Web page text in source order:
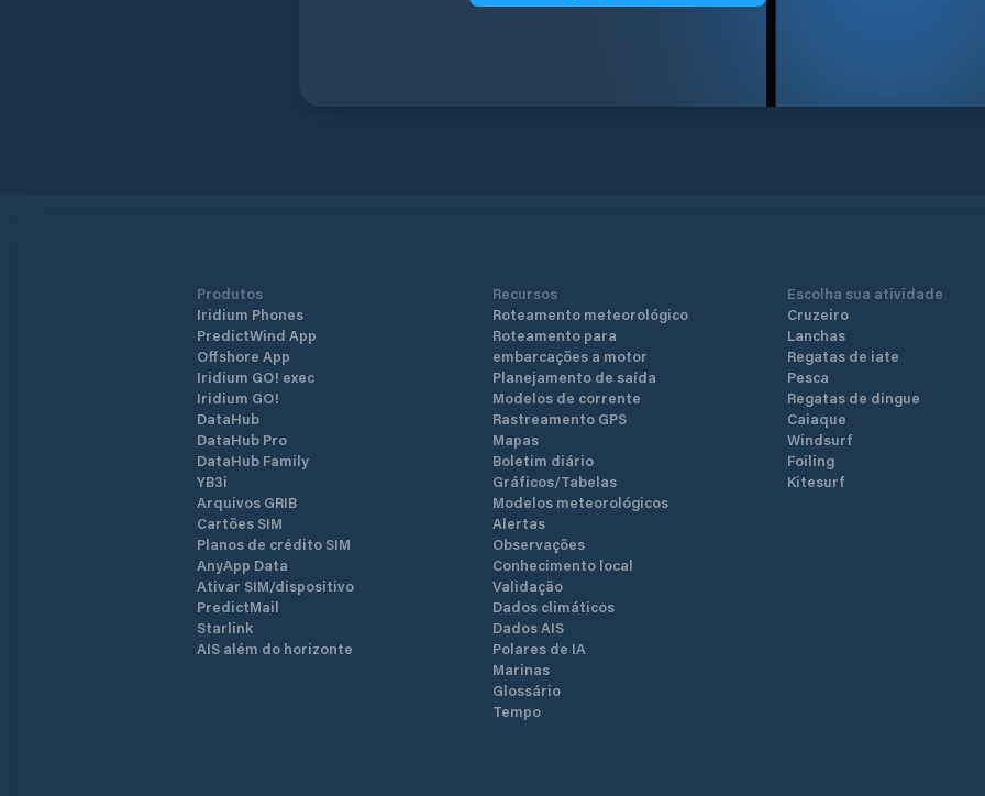
Produtos
Iridium Phones
PredictWind App
Offshore App
Iridium GO! exec
Iridium GO!
DataHub
DataHub Pro
DataHub Family
YB3i
Arquivos GRIB
Cartões SIM
Planos de crédito SIM
AnyApp Data
Ativar SIM/dispositivo
PredictMail
Starlink
AIS além do horizonte
Recursos
Roteamento meteorológico
Roteamento para
embarcações a motor
Planejamento de saída
Modelos de corrente
Rastreamento GPS
Mapas
Boletim diário
Gráficos/Tabelas
Modelos meteorológicos
Alertas
Observações
Conhecimento local
Validação
Dados climáticos
Dados AIS
Polares de IA
Marinas
Glossário
Tempo
Escolha sua atividade
Cruzeiro
Lanchas
Regatas de iate
Pesca
Regatas de dingue
Caiaque
Windsurf
Foiling
Kitesurf